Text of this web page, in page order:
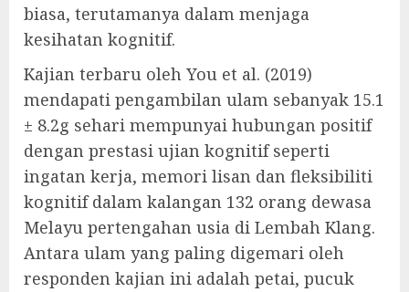
biasa, terutamanya dalam menjaga
kesihatan kognitif.
Kajian terbaru oleh You et al. (2019)
mendapati pengambilan ulam sebanyak 15.1
± 8.2g sehari mempunyai hubungan positif
dengan prestasi ujian kognitif seperti
ingatan kerja, memori lisan dan fleksibiliti
kognitif dalam kalangan 132 orang dewasa
Melayu pertengahan usia di Lembah Klang.
Antara ulam yang paling digemari oleh
responden kajian ini adalah petai, pucuk